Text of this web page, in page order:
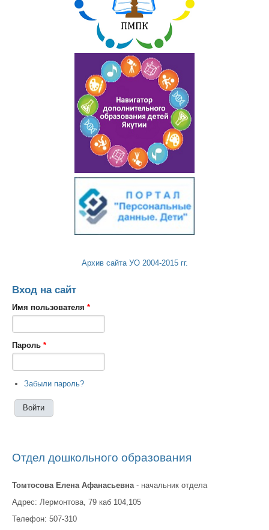
Архив сайта УО 2004-2015 гг.
Вход на сайт
Имя пользователя *
Пароль *
Забыли пароль?
Отдел дошкольного образования
Томтосова Елена Афанасьевна - начальник отдела
Адрес: Лермонтова, 79 каб 104,105
Телефон: 507-310